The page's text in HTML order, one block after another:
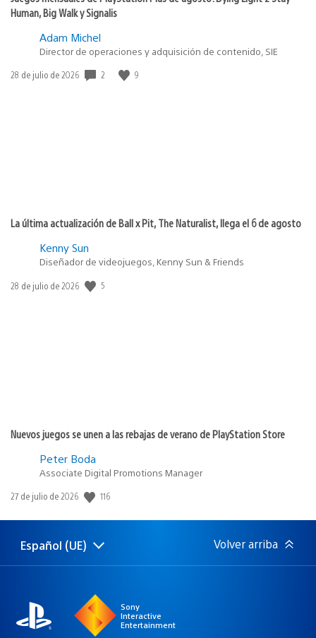
Human, Big Walk y Signalis
Adam Michel
Director de operaciones y adquisición de contenido, SIE
Fecha
28 de julio de 2026 2 9
La última actualización de Ball x Pit, The Naturalist, llega el 6 de agosto
Kenny Sun
Diseñador de videojuegos, Kenny Sun & Friends
Fecha
28 de julio de 2026 5
Nuevos juegos se unen a las rebajas de verano de PlayStation Store
Peter Boda
Associate Digital Promotions Manager
Fecha
publicación:
27 de julio de 2026 116
Selecciona
Región
Español (UE) Volver arriba
Sony
Interactive
Entertainment